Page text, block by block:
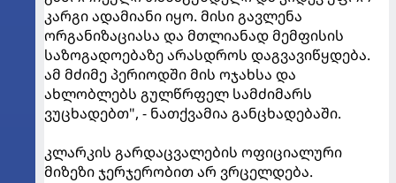
კარგი ადამიანი იყო. მისი გავლენა
ორგანიზაციასა და მთლიანად მემფისის
საზოგადოებაზე არასდროს დაგვავიწყდება.
ამ მძიმე პერიოდში მის ოჯახსა და
ახლობლებს გულწრფელ სამძიმარს
ვუცხადებთ", - ნათქვამია განცხადებაში.
კლარკის გარდაცვალების ოფიციალური
მიზეზი ჯერჯერობით არ ვრცელდება.